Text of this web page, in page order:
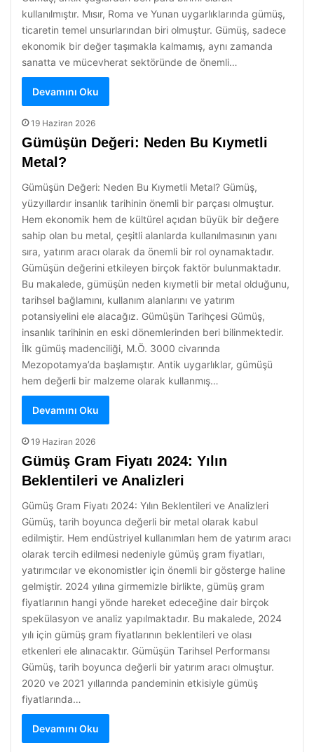
kullanılmıştır. Mısır, Roma ve Yunan uygarlıklarında gümüş,
ticaretin temel unsurlarından biri olmuştur. Gümüş, sadece
ekonomik bir değer taşımakla kalmamış, aynı zamanda
sanatta ve mücevherat sektöründe de önemli…
Devamını Oku
19 Haziran 2026
Gümüşün Değeri: Neden Bu Kıymetli
Metal?
Gümüşün Değeri: Neden Bu Kıymetli Metal? Gümüş,
yüzyıllardır insanlık tarihinin önemli bir parçası olmuştur.
Hem ekonomik hem de kültürel açıdan büyük bir değere
sahip olan bu metal, çeşitli alanlarda kullanılmasının yanı
sıra, yatırım aracı olarak da önemli bir rol oynamaktadır.
Gümüşün değerini etkileyen birçok faktör bulunmaktadır.
Bu makalede, gümüşün neden kıymetli bir metal olduğunu,
tarihsel bağlamını, kullanım alanlarını ve yatırım
potansiyelini ele alacağız. Gümüşün Tarihçesi Gümüş,
insanlık tarihinin en eski dönemlerinden beri bilinmektedir.
İlk gümüş madenciliği, M.Ö. 3000 civarında
Mezopotamya’da başlamıştır. Antik uygarlıklar, gümüşü
hem değerli bir malzeme olarak kullanmış…
Devamını Oku
19 Haziran 2026
Gümüş Gram Fiyatı 2024: Yılın
Beklentileri ve Analizleri
Gümüş Gram Fiyatı 2024: Yılın Beklentileri ve Analizleri
Gümüş, tarih boyunca değerli bir metal olarak kabul
edilmiştir. Hem endüstriyel kullanımları hem de yatırım aracı
olarak tercih edilmesi nedeniyle gümüş gram fiyatları,
yatırımcılar ve ekonomistler için önemli bir gösterge haline
gelmiştir. 2024 yılına girmemizle birlikte, gümüş gram
fiyatlarının hangi yönde hareket edeceğine dair birçok
spekülasyon ve analiz yapılmaktadır. Bu makalede, 2024
yılı için gümüş gram fiyatlarının beklentileri ve olası
etkenleri ele alınacaktır. Gümüşün Tarihsel Performansı
Gümüş, tarih boyunca değerli bir yatırım aracı olmuştur.
2020 ve 2021 yıllarında pandeminin etkisiyle gümüş
fiyatlarında…
Devamını Oku